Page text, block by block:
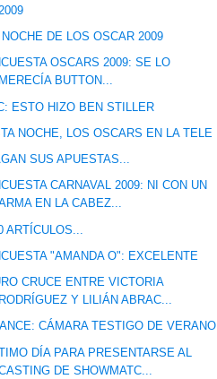
NOCHE DE LOS OSCAR 2009
OSCARS 2009: SE LO
BUTTON...
ESTO HIZO BEN STILLER
NOCHE, LOS OSCARS EN LA TELE
SUS APUESTAS...
CARNAVAL 2009: NI CON UN
EN LA CABEZ...
ARTÍCULOS...
"AMANDA O": EXCELENTE
CRUCE ENTRE VICTORIA
Y LILIÁN ABRAC...
CÁMARA TESTIGO DE VERANO
DÍA PARA PRESENTARSE AL
DE SHOWMATC...